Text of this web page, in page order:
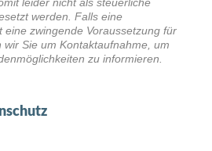
werden. Falls eine
eine zwingende Voraussetzung für
Sie um Kontaktaufnahme, um
zu informieren.